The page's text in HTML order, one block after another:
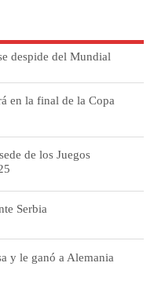
despide del Mundial
en la final de la Copa
de los Juegos
Serbia
y le ganó a Alemania